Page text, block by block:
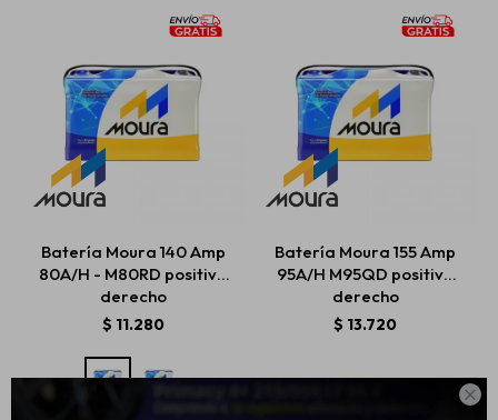

Batería Moura 140 Amp
80A/H - M80RD positivo
derecho
$ 11.280
Batería Moura 155 Amp
95A/H M95QD positivo
derecho
$ 13.720